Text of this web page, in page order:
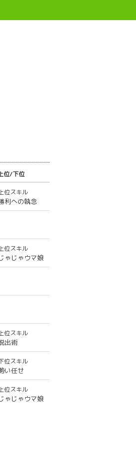
位/下位
上位スキル
利への執念
上位スキル
ゃじゃウマ娘
上位スキル
出術
位スキル
い任せ
上位スキル
ゃじゃウマ娘